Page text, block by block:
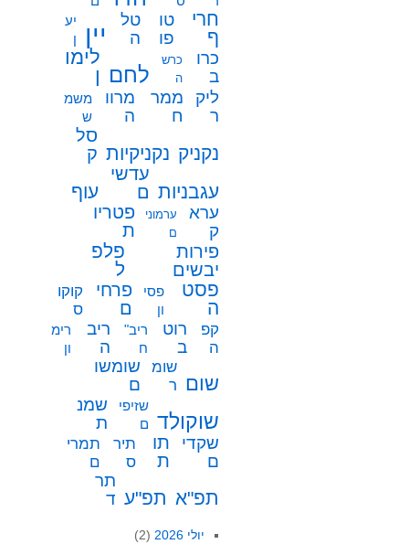
חרי
ף
טו
פו
טל
ה
יין
יע
ן
כרו
ב
כרש
ה
לחם
לימו
ן
ליק
ר
ממר
ח
מרוו
ה
משמ
ש
נקניק נקניקיות
סל
ק
עגבניות
עדשי
ם
עוף
ערא
ק
ערמוני
ם
פטריו
ת
פירות
יבשים
פלפ
ל
פסט
ה
פסי
ון
פרחי
ם
קוקו
ס
קפ
ה
רוט
ב
ריב"
ח
ריב
ה
רימ
ון
שום
שומ
ר
שומשו
ם
שוקולד
שזיפי
ם
שמנ
ת
שקדי
ם
תו
ת
תיר
ס
תמרי
ם
תפ"א תפ"ע
תר
ד
יולי 2026
(2)